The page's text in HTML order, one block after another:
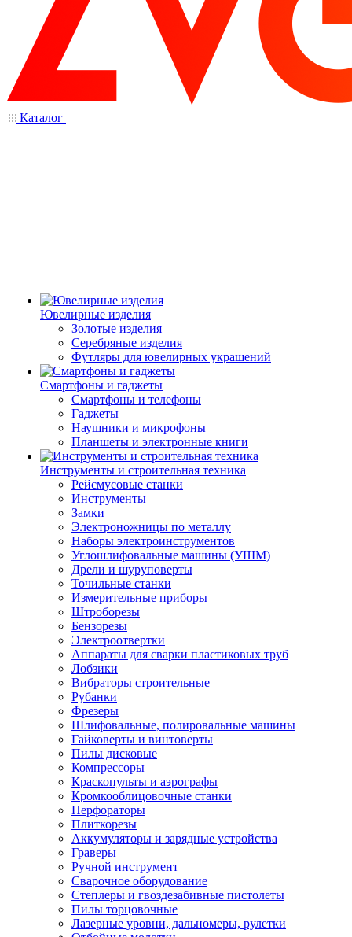
Каталог
Ювелирные изделия
Золотые изделия
Серебряные изделия
Футляры для ювелирных украшений
Смартфоны и гаджеты
Смартфоны и телефоны
Гаджеты
Наушники и микрофоны
Планшеты и электронные книги
Инструменты и строительная техника
Рейсмусовые станки
Инструменты
Замки
Электроножницы по металлу
Наборы электроинструментов
Углошлифовальные машины (УШМ)
Дрели и шуруповерты
Точильные станки
Измерительные приборы
Штроборезы
Бензорезы
Электроотвертки
Аппараты для сварки пластиковых труб
Лобзики
Вибраторы строительные
Рубанки
Фрезеры
Шлифовальные, полировальные машины
Гайковерты и винтоверты
Пилы дисковые
Компрессоры
Краскопульты и аэрографы
Кромкооблицовочные станки
Перфораторы
Плиткорезы
Аккумуляторы и зарядные устройства
Граверы
Ручной инструмент
Сварочное оборудование
Степлеры и гвоздезабивные пистолеты
Пилы торцовочные
Лазерные уровни, дальномеры, рулетки